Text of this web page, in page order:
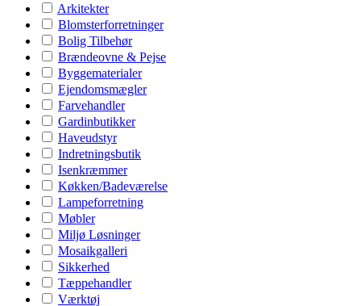
Arkitekter
Blomsterforretninger
Bolig Tilbehør
Brændeovne & Pejse
Byggematerialer
Ejendomsmægler
Farvehandler
Gardinbutikker
Haveudstyr
Indretningsbutik
Isenkræmmer
Køkken/Badeværelse
Lampeforretning
Møbler
Miljø Løsninger
Mosaikgalleri
Sikkerhed
Tæppehandler
Værktøj